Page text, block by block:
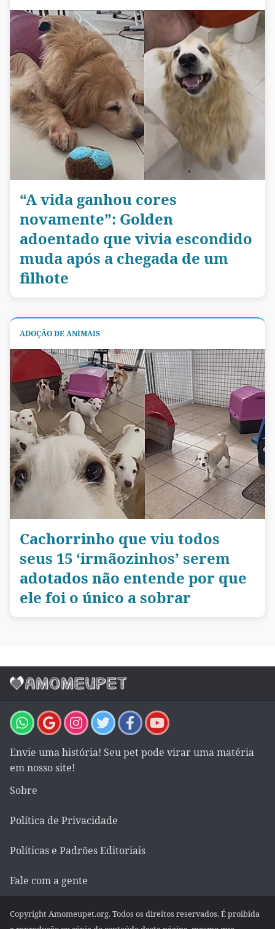
“A vida ganhou cores
novamente”: Golden
adoentado que vivia escondido
muda após a chegada de um
filhote
ADOÇÃO DE ANIMAIS
Cachorrinho que viu todos
seus 15 ‘irmãozinhos’ serem
adotados não entende por que
ele foi o único a sobrar
Envie uma história! Seu pet pode virar uma matéria
em nosso site!
Sobre
Política de Privacidade
Políticas e Padrões Editoriais
Fale com a gente
Copyright Amomeupet.org. Todos os direitos reservados. É proibida